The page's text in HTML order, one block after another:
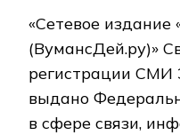
«Сетевое издание
(ВумансДей.ру)»
регистрации
выдано
в сфере связи,